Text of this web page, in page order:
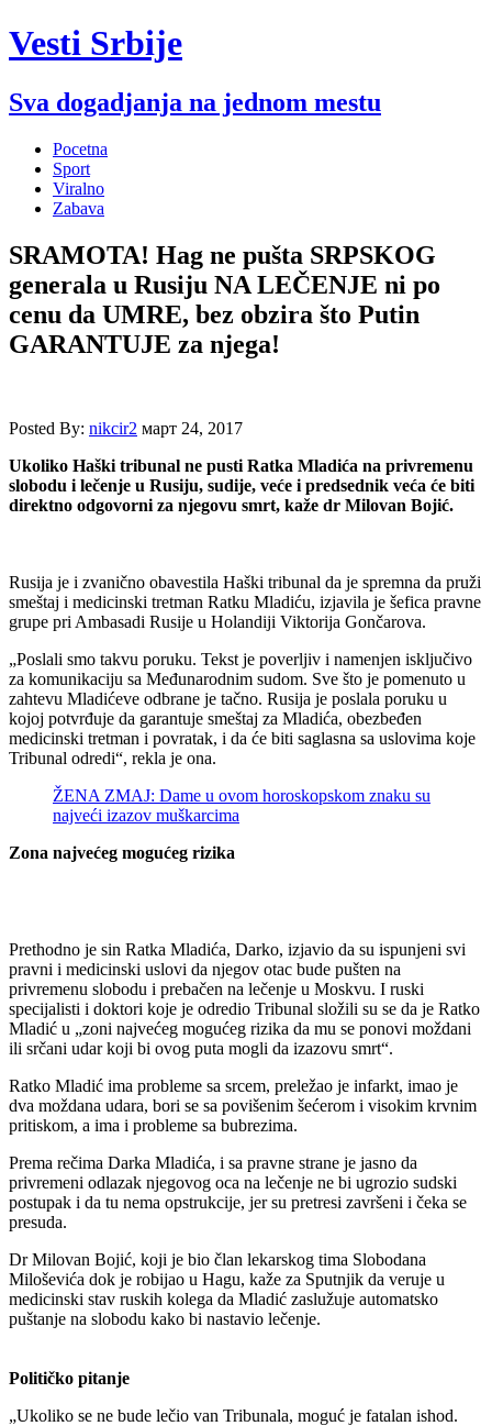
Vesti Srbije
Sva dogadjanja na jednom mestu
Pocetna
Sport
Viralno
Zabava
SRAMOTA! Hag ne pušta SRPSKOG
generala u Rusiju NA LEČENJE ni po
cenu da UMRE, bez obzira što Putin
GARANTUJE za njega!
Posted By: nikcir2 март 24, 2017
Ukoliko Haški tribunal ne pusti Ratka Mladića na privremenu
slobodu i lečenje u Rusiju, sudije, veće i predsednik veća će biti
direktno odgovorni za njegovu smrt, kaže dr Milovan Bojić.
Rusija je i zvanično obavestila Haški tribunal da je spremna da pruži
smeštaj i medicinski tretman Ratku Mladiću, izjavila je šefica pravne
grupe pri Ambasadi Rusije u Holandiji Viktorija Gončarova.
„Poslali smo takvu poruku. Tekst je poverljiv i namenjen isključivo
za komunikaciju sa Međunarodnim sudom. Sve što je pomenuto u
zahtevu Mladićeve odbrane je tačno. Rusija je poslala poruku u
kojoj potvrđuje da garantuje smeštaj za Mladića, obezbeđen
medicinski tretman i povratak, i da će biti saglasna sa uslovima koje
Tribunal odredi“, rekla je ona.
ŽENA ZMAJ: Dame u ovom horoskopskom znaku su
najveći izazov muškarcima
Zona najvećeg mogućeg rizika
Prethodno je sin Ratka Mladića, Darko, izjavio da su ispunjeni svi
pravni i medicinski uslovi da njegov otac bude pušten na
privremenu slobodu i prebačen na lečenje u Moskvu. I ruski
specijalisti i doktori koje je odredio Tribunal složili su se da je Ratko
Mladić u „zoni najvećeg mogućeg rizika da mu se ponovi moždani
ili srčani udar koji bi ovog puta mogli da izazovu smrt“.
Ratko Mladić ima probleme sa srcem, preležao je infarkt, imao je
dva moždana udara, bori se sa povišenim šećerom i visokim krvnim
pritiskom, a ima i probleme sa bubrezima.
Prema rečima Darka Mladića, i sa pravne strane je jasno da
privremeni odlazak njegovog oca na lečenje ne bi ugrozio sudski
postupak i da tu nema opstrukcije, jer su pretresi završeni i čeka se
presuda.
Dr Milovan Bojić, koji je bio član lekarskog tima Slobodana
Miloševića dok je robijao u Hagu, kaže za Sputnjik da veruje u
medicinski stav ruskih kolega da Mladić zaslužuje automatsko
puštanje na slobodu kako bi nastavio lečenje.
Političko pitanje
„Ukoliko se ne bude lečio van Tribunala, moguć je fatalan ishod.